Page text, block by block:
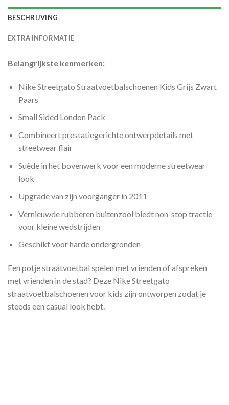
BESCHRIJVING
EXTRA INFORMATIE
Belangrijkste kenmerken:
Nike Streetgato Straatvoetbalschoenen Kids Grijs Zwart
Paars
Small Sided London Pack
Combineert prestatiegerichte ontwerpdetails met
streetwear flair
Suède in het bovenwerk voor een moderne streetwear
look
Upgrade van zijn voorganger in 2011
Vernieuwde rubberen buitenzool biedt non-stop tractie
voor kleine wedstrijden
Geschikt voor harde ondergronden
Een potje straatvoetbal spelen met vrienden of afspreken
met vrienden in de stad? Deze Nike Streetgato
straatvoetbalschoenen voor kids zijn ontworpen zodat je
steeds een casual look hebt.